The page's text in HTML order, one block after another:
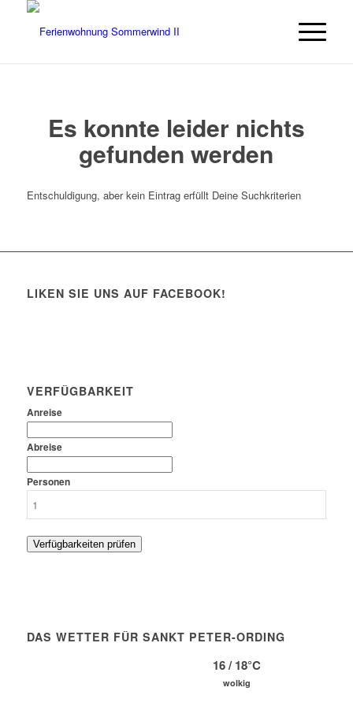
Es konnte leider nichts
gefunden werden
Entschuldigung, aber kein Eintrag erfüllt Deine Suchkriterien
LIKEN SIE UNS AUF FACEBOOK!
VERFÜGBARKEIT
Anreise
Abreise
Personen
Verfügbarkeiten prüfen
DAS WETTER FÜR SANKT PETER-ORDING
16 / 18°C
wolkig